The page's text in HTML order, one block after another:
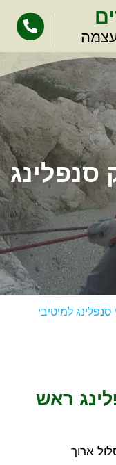
סנפלינג
סנפלינג למיטיבי
ראש
ארוך